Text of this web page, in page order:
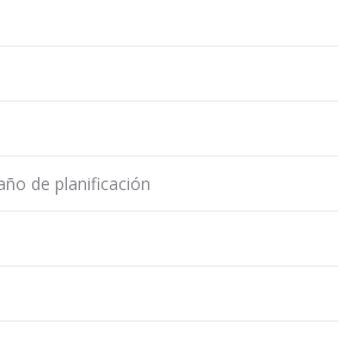
de planificación